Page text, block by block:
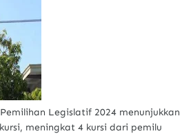
Legislatif 2024 menunjukkan
meningkat 4 kursi dari pemilu